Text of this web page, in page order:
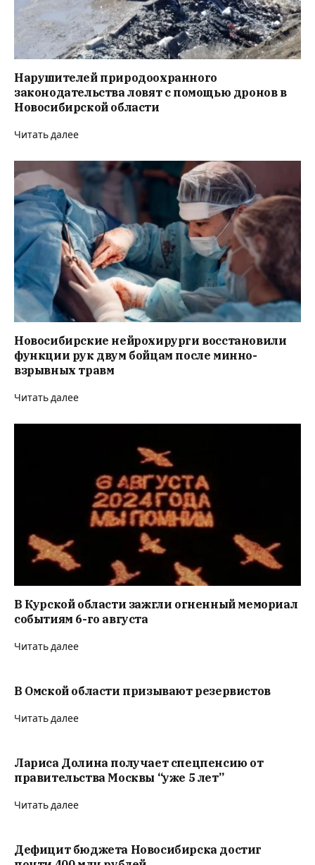
Нарушителей природоохранного
законодательства ловят с помощью дронов в
Новосибирской области
Читать далее
Новосибирские нейрохирурги восстановили
функции рук двум бойцам после минно-
взрывных травм
Читать далее
В Курской области зажгли огненный мемориал
событиям 6-го августа
Читать далее
В Омской области призывают резервистов
Читать далее
Лариса Долина получает спецпенсию от
правительства Москвы “уже 5 лет”
Читать далее
Дефицит бюджета Новосибирска достиг